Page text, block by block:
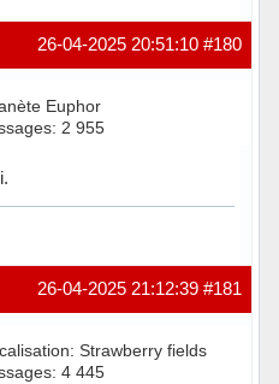
#180
26-04-2025 20:51:10
Euphor
2 955
#181
26-04-2025 21:12:39
Strawberry fields
4 445